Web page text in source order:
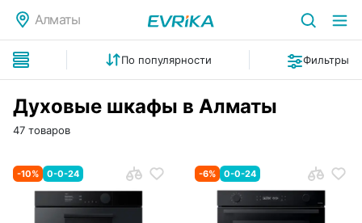
Алматы
По популярности Фильтры
Духовые шкафы в Алматы
47 товаров
-10% 0-0-24 -6% 0-0-24